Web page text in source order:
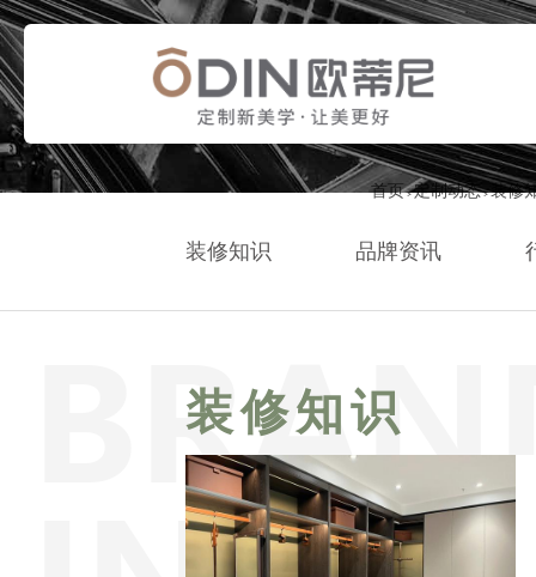
首页>定制动态>装修
装修知识 品牌资讯
装修知识